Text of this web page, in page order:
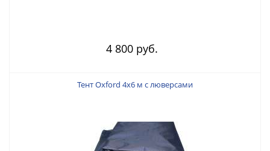
4 800 руб.
Тент Oxford 4х6 м с люверсами